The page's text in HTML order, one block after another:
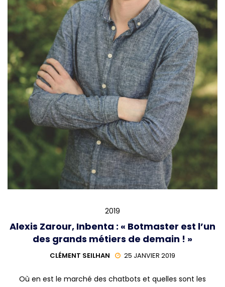
2019
Alexis Zarour, Inbenta : « Botmaster est l’un
des grands métiers de demain ! »
CLÉMENT SEILHAN 25 JANVIER 2019
Où en est le marché des chatbots et quelles sont les